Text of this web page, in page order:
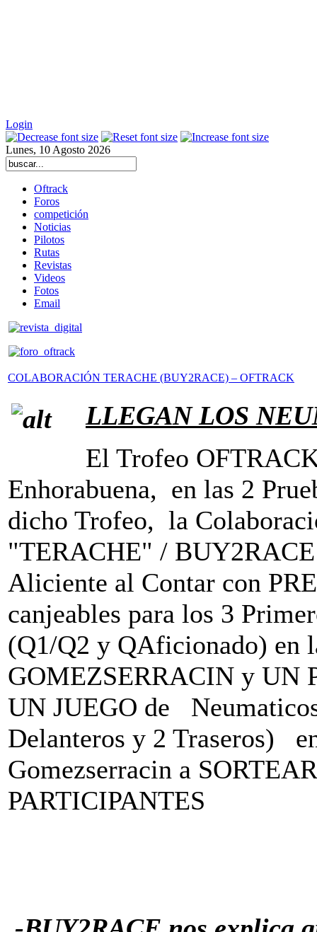
Login
Lunes, 10 Agosto 2026
Oftrack
Foros
competición
Noticias
Pilotos
Rutas
Revistas
Videos
Fotos
Email
COLABORACIÓN TERACHE (BUY2RACE) – OFTRACK
LLEGAN LOS
El Trofeo
Enhorabuena, en las 2
dicho Trofeo, la
"TERACHE" /
Aliciente al Contar con
canjeables para los 3
(Q1/Q2 y QAficionado) en
GOMEZSERRACIN y UN
UN JUEGO de
Delanteros y 2 Traseros)
Gomezserracin a
PARTICIPANTES